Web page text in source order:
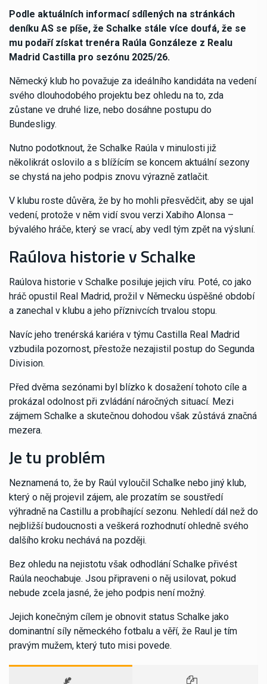
Podle aktuálních informací sdílených na stránkách
deníku AS se píše, že Schalke stále více doufá, že se
mu podaří získat trenéra Raúla Gonzáleze z Realu
Madrid Castilla pro sezónu 2025/26.
Německý klub ho považuje za ideálního kandidáta na vedení
svého dlouhodobého projektu bez ohledu na to, zda
zůstane ve druhé lize, nebo dosáhne postupu do
Bundesligy.
Nutno podotknout, že Schalke Raúla v minulosti již
několikrát oslovilo a s blížícím se koncem aktuální sezony
se chystá na jeho podpis znovu výrazně zatlačit.
V klubu roste důvěra, že by ho mohli přesvědčit, aby se ujal
vedení, protože v něm vidí svou verzi Xabiho Alonsa –
bývalého hráče, který se vrací, aby vedl tým zpět na výsluní.
Raúlova historie v Schalke
Raúlova historie v Schalke posiluje jejich víru. Poté, co jako
hráč opustil Real Madrid, prožil v Německu úspěšné období
a zanechal v klubu a jeho příznivcích trvalou stopu.
Navíc jeho trenérská kariéra v týmu Castilla Real Madrid
vzbudila pozornost, přestože nezajistil postup do Segunda
Division.
Před dvěma sezónami byl blízko k dosažení tohoto cíle a
prokázal odolnost při zvládání náročných situací. Mezi
zájmem Schalke a skutečnou dohodou však zůstává značná
mezera.
Je tu problém
Neznamená to, že by Raúl vyloučil Schalke nebo jiný klub,
který o něj projevil zájem, ale prozatím se soustředí
výhradně na Castillu a probíhající sezonu. Nehledí dál než do
nejbližší budoucnosti a veškerá rozhodnutí ohledně svého
dalšího kroku nechává na později.
Bez ohledu na nejistotu však odhodlání Schalke přivést
Raúla neochabuje. Jsou připraveni o něj usilovat, pokud
nebude zcela jasné, že jeho podpis není možný.
Jejich konečným cílem je obnovit status Schalke jako
dominantní síly německého fotbalu a věří, že Raul je tím
pravým mužem, který tuto misi povede.